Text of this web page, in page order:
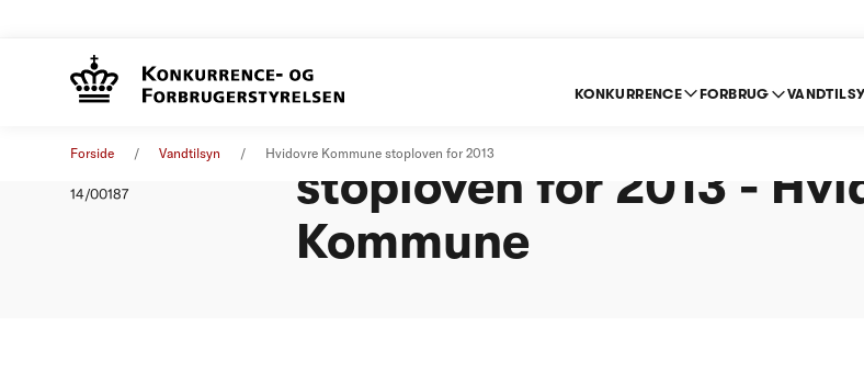
KONKURRENCE FORBRUG
Forside Vandtilsyn Hvidovre Kommune stoploven for 2013
14/00187
stoploven for 2013 -
Kommune